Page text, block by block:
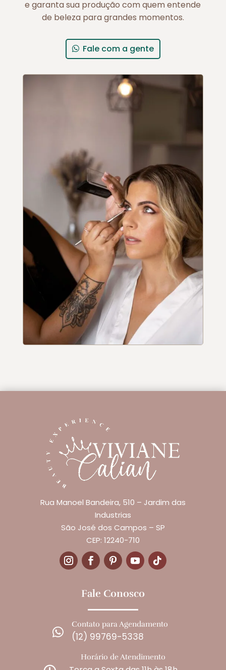
e garanta sua produção com quem entende
de beleza para grandes momentos.
Fale com a gente
Rua Manoel Bandeira, 510 – Jardim das
Industrias
São José dos Campos – SP
CEP: 12240-710
Fale Conosco

Contato para Agendamento
(12) 99769-5338
Horário de Atendimento